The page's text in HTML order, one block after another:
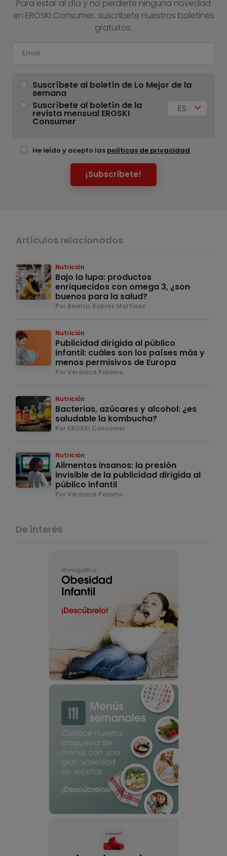
Para estar al día y no perderte ninguna novedad
en EROSKI Consumer, suscríbete nuestros boletines
gratuitos.
Suscríbete al boletín de Lo Mejor de la
semana
Suscríbete al boletín de la
revista mensual EROSKI
Consumer
ES
He leído y acepto las políticas de privacidad
¡Subscríbete!
Artículos relacionados
Nutrición
Bajo la lupa: productos
enriquecidos con omega 3, ¿son
buenos para la salud?
Por Beatriz Robles Martínez
Nutrición
Publicidad dirigida al público
infantil: cuáles son los países más y
menos permisivos de Europa
Por Verónica Palomo
Nutrición
Bacterias, azúcares y alcohol: ¿es
saludable la kombucha?
Por EROSKI Consumer
Nutrición
Alimentos insanos: la presión
invisible de la publicidad dirigida al
público infantil
Por Verónica Palomo
De interés